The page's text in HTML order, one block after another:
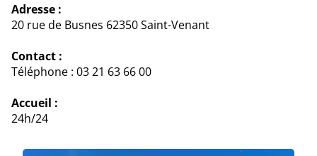
Adresse :
20 rue de Busnes 62350 Saint-Venant
Contact :
Téléphone : 03 21 63 66 00
Accueil :
24h/24